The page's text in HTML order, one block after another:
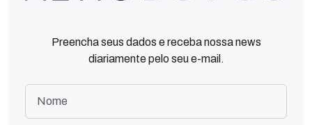
Preencha seus dados e receba nossa news
diariamente pelo seu e-mail.